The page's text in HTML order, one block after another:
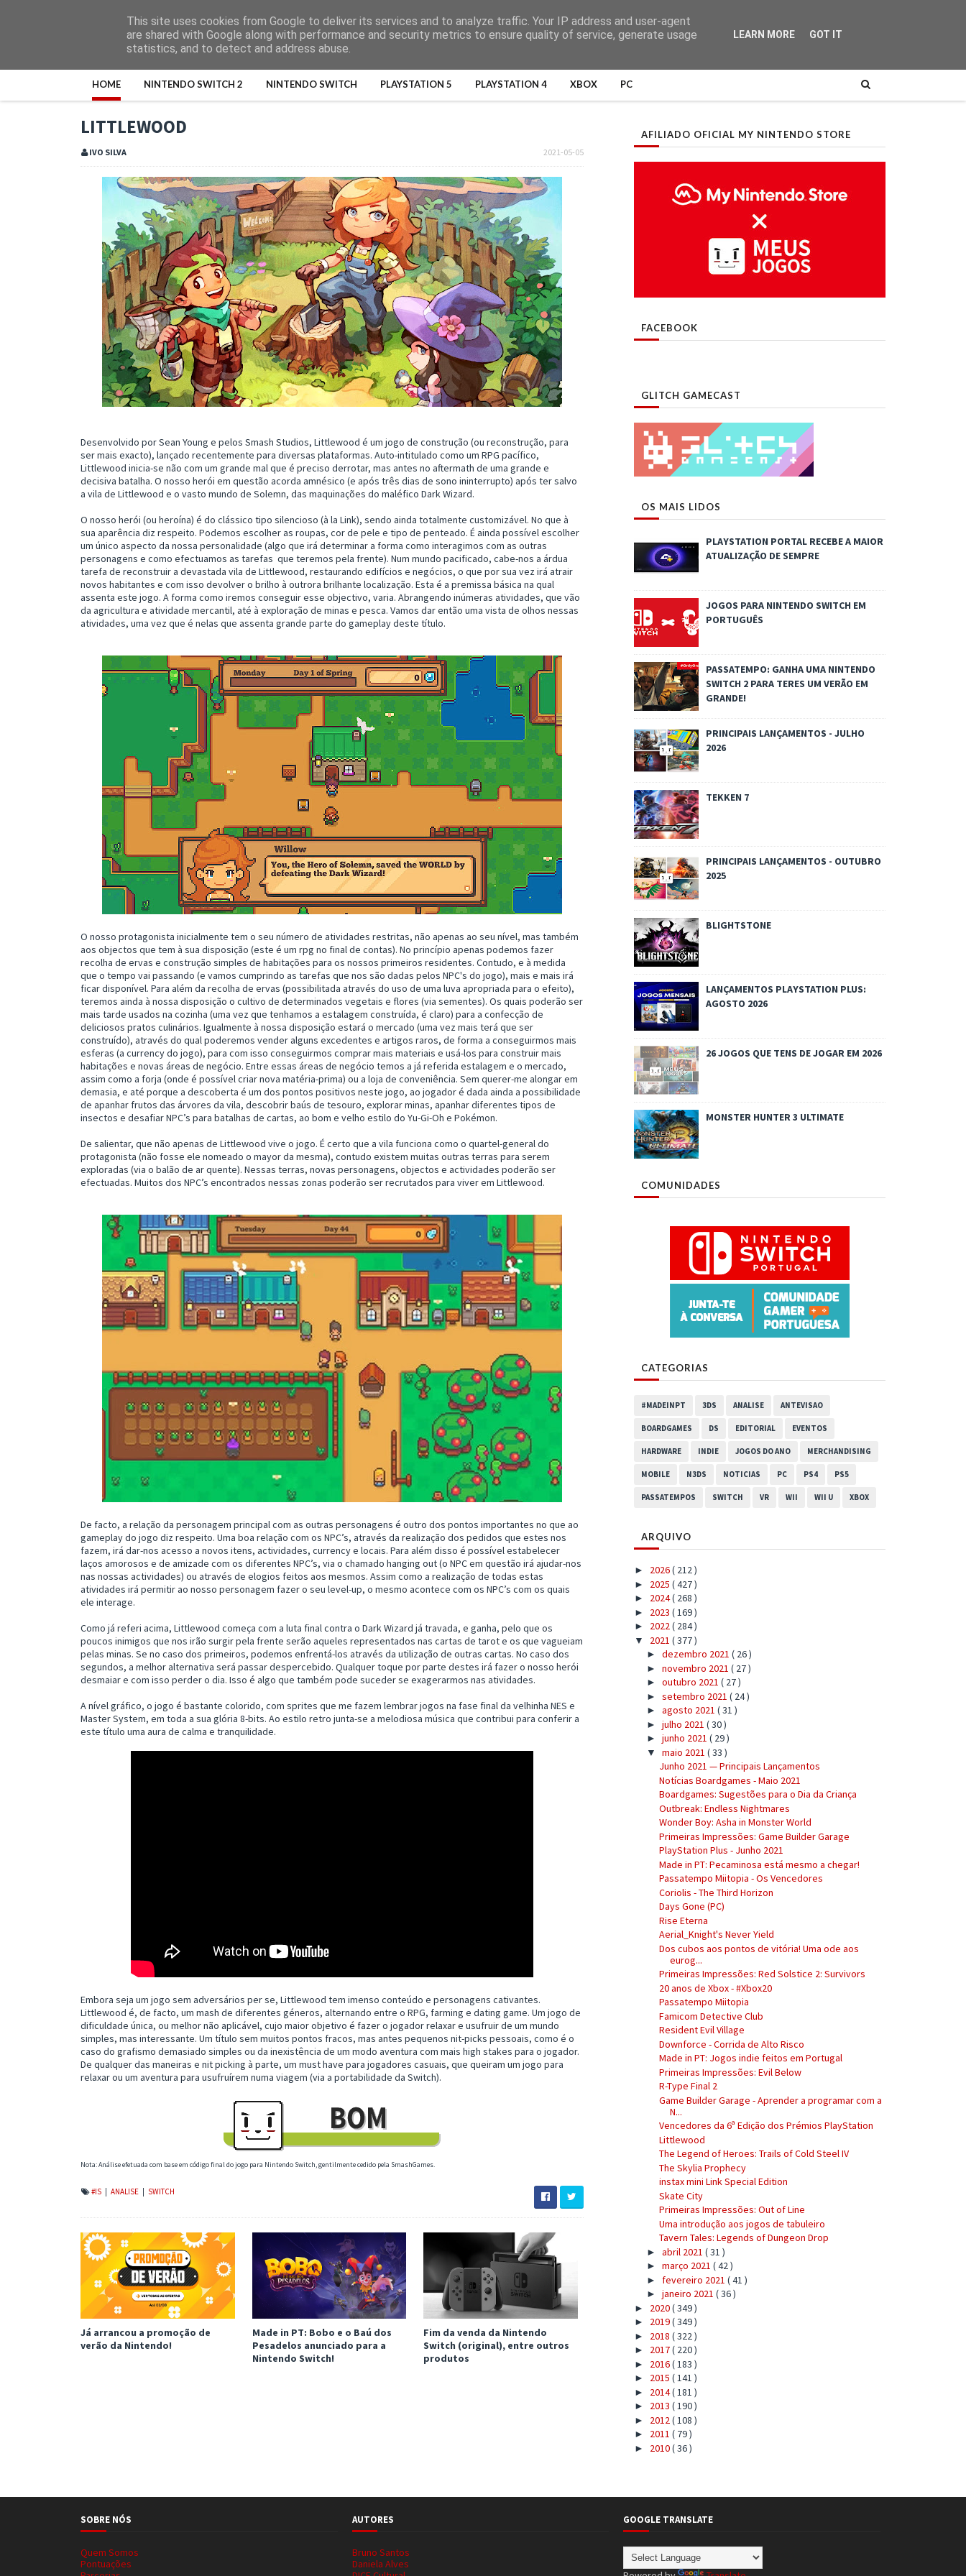
HOME NINTENDO SWITCH 2 NINTENDO SWITCH PLAYSTATION 5 PLAYSTATION 4 XBOX PC
LITTLEWOOD
2021-05-05
IVO SILVA
Desenvolvido por Sean Young e pelos Smash Studios, Littlewood é um jogo de construção (ou reconstrução, para
ser mais exacto), lançado recentemente para diversas plataformas. Auto-intitulado como um RPG pacífico,
Littlewood inicia-se não com um grande mal que é preciso derrotar, mas antes no aftermath de uma grande e
decisiva batalha. O nosso herói em questão acorda amnésico (e após três dias de sono ininterrupto) após ter salvo
a vila de Littlewood e o vasto mundo de Solemn, das maquinações do maléfico Dark Wizard.
O nosso herói (ou heroína) é do clássico tipo silencioso (à la Link), sendo ainda totalmente customizável. No que à
sua aparência diz respeito. Podemos escolher as roupas, cor de pele e tipo de penteado. É ainda possível escolher
um único aspecto da nossa personalidade (algo que irá determinar a forma como interagimos com as outras
personagens e como efectuamos as tarefas que teremos pela frente). Num mundo pacificado, cabe-nos a árdua
tarefa de reconstruir a devastada vila de Littlewood, restaurando edifícios e negócios, o que por sua vez irá atrair
novos habitantes e com isso devolver o brilho à outrora brilhante localização. Esta é a premissa básica na qual
assenta este jogo. A forma como iremos conseguir esse objectivo, varia. Abrangendo inúmeras atividades, que vão
da agricultura e atividade mercantil, até à exploração de minas e pesca. Vamos dar então uma vista de olhos nessas
atividades, uma vez que é nelas que assenta grande parte do gameplay deste título.
O nosso protagonista inicialmente tem o seu número de atividades restritas, não apenas ao seu nível, mas também
aos objectos que tem à sua disposição (este é um rpg no final de contas). No princípio apenas podemos fazer
recolha de ervas e construção simples de habitações para os nossos primeiros residentes. Contudo, e à medida
que o tempo vai passando (e vamos cumprindo as tarefas que nos são dadas pelos NPC's do jogo), mais e mais irá
ficar disponível. Para além da recolha de ervas (possibilitada através do uso de uma luva apropriada para o efeito),
teremos ainda à nossa disposição o cultivo de determinados vegetais e flores (via sementes). Os quais poderão ser
mais tarde usados na cozinha (uma vez que tenhamos a estalagem construída, é claro) para a confecção de
deliciosos pratos culinários. Igualmente à nossa disposição estará o mercado (uma vez mais terá que ser
construído), através do qual poderemos vender alguns excedentes e artigos raros, de forma a conseguirmos mais
esferas (a currency do jogo), para com isso conseguirmos comprar mais materiais e usá-los para construir mais
habitações e novas áreas de negócio. Entre essas áreas de negócio temos a já referida estalagem e o mercado,
assim como a forja (onde é possível criar nova matéria-prima) ou a loja de conveniência. Sem querer-me alongar em
demasia, e até porque a descoberta é um dos pontos positivos neste jogo, ao jogador é dada ainda a possibilidade
de apanhar frutos das árvores da vila, descobrir baús de tesouro, explorar minas, apanhar diferentes tipos de
insectos e desafiar NPC’s para batalhas de cartas, ao bom e velho estilo do Yu-Gi-Oh e Pokémon.
De salientar, que não apenas de Littlewood vive o jogo. É certo que a vila funciona como o quartel-general do
protagonista (não fosse ele nomeado o mayor da mesma), contudo existem muitas outras terras para serem
exploradas (via o balão de ar quente). Nessas terras, novas personagens, objectos e actividades poderão ser
efectuadas. Muitos dos NPC’s encontrados nessas zonas poderão ser recrutados para viver em Littlewood.
De facto, a relação da personagem principal com as outras personagens é outro dos pontos importantes no que ao
gameplay do jogo diz respeito. Uma boa relação com os NPC’s, através da realização dos pedidos que estes nos
fazem, irá dar-nos acesso a novos itens, actividades, currency e locais. Para além disso é possível estabelecer
laços amorosos e de amizade com os diferentes NPC’s, via o chamado hanging out (o NPC em questão irá ajudar-nos
nas nossas actividades) ou através de elogios feitos aos mesmos. Assim como a realização de todas estas
atividades irá permitir ao nosso personagem fazer o seu level-up, o mesmo acontece com os NPC’s com os quais
ele interage.
Como já referi acima, Littlewood começa com a luta final contra o Dark Wizard já travada, e ganha, pelo que os
poucos inimigos que nos irão surgir pela frente serão aqueles representados nas cartas de tarot e os que vagueiam
pelas minas. Se no caso dos primeiros, podemos enfrentá-los através da utilização de outras cartas. No caso dos
segundos, a melhor alternativa será passar despercebido. Qualquer toque por parte destes irá fazer o nosso herói
desmaiar e com isso perder o dia. Isso é algo que também pode suceder se exagerarmos nas atividades.
A nível gráfico, o jogo é bastante colorido, com sprites que me fazem lembrar jogos na fase final da velhinha NES e
Master System, em toda a sua glória 8-bits. Ao estilo retro junta-se a melodiosa música que contribui para conferir a
este título uma aura de calma e tranquilidade.
Embora seja um jogo sem adversários per se, Littlewood tem imenso conteúdo e personagens cativantes.
Littlewood é, de facto, um mash de diferentes géneros, alternando entre o RPG, farming e dating game. Um jogo de
dificuldade única, ou melhor não aplicável, cujo maior objetivo é fazer o jogador relaxar e usufruir de um mundo
simples, mas interessante. Um título sem muitos pontos fracos, mas antes pequenos nit-picks pessoais, como é o
caso do grafismo demasiado simples ou da inexistência de um modo aventura com mais high stakes para o jogador.
De qualquer das maneiras e nit picking à parte, um must have para jogadores casuais, que queiram um jogo para
relaxar ou um aventura para usufruírem numa viagem (via a portabilidade da Switch).
Nota: Análise efetuada com base em código final do jogo para Nintendo Switch, gentilmente cedido pela SmashGames.
#IS ANALISE SWITCH
Já arrancou a promoção de
verão da Nintendo!
Made in PT: Bobo e o Baú dos
Pesadelos anunciado para a
Nintendo Switch!
Fim da venda da Nintendo
Switch (original), entre outros
produtos
AFILIADO OFICIAL MY NINTENDO STORE
FACEBOOK
GLITCH GAMECAST
OS MAIS LIDOS
PLAYSTATION PORTAL RECEBE A MAIOR
ATUALIZAÇÃO DE SEMPRE
JOGOS PARA NINTENDO SWITCH EM
PORTUGUÊS
PASSATEMPO: GANHA UMA NINTENDO
SWITCH 2 PARA TERES UM VERÃO EM
GRANDE!
PRINCIPAIS LANÇAMENTOS - JULHO
2026
TEKKEN 7
PRINCIPAIS LANÇAMENTOS - OUTUBRO
2025
BLIGHTSTONE
LANÇAMENTOS PLAYSTATION PLUS:
AGOSTO 2026
26 JOGOS QUE TENS DE JOGAR EM 2026
MONSTER HUNTER 3 ULTIMATE
COMUNIDADES
CATEGORIAS
#MADEINPT 3DS ANALISE ANTEVISAO
BOARDGAMES DS EDITORIAL EVENTOS
HARDWARE INDIE JOGOS DO ANO MERCHANDISING
MOBILE N3DS NOTICIAS PC PS4 PS5
PASSATEMPOS SWITCH VR WII WII U XBOX
ARQUIVO
► 2026( 212 )
► 2025 ( 427 )
► 2024( 268 )
► 2023 ( 169 )
► 2022( 284 )
▼ 2021 ( 377 )
► dezembro 2021 ( 26 )
► novembro 2021 ( 27 )
► outubro 2021 ( 27 )
► setembro 2021 ( 24 )
► agosto 2021 ( 31 )
► julho 2021 ( 30 )
► junho 2021 ( 29 )
▼ maio 2021 ( 33 )
Junho 2021 — Principais Lançamentos
Notícias Boardgames - Maio 2021
Boardgames: Sugestões para o Dia da Criança
Outbreak: Endless Nightmares
Wonder Boy: Asha in Monster World
Primeiras Impressões: Game Builder Garage
PlayStation Plus - Junho 2021
Made in PT: Pecaminosa está mesmo a chegar!
Passatempo Miitopia - Os Vencedores
Coriolis - The Third Horizon
Days Gone (PC)
Rise Eterna
Aerial_Knight's Never Yield
Dos cubos aos pontos de vitória! Uma ode aos
eurog...
Primeiras Impressões: Red Solstice 2: Survivors
20 anos de Xbox - #Xbox20
Passatempo Miitopia
Famicom Detective Club
Resident Evil Village
Downforce - Corrida de Alto Risco
Made in PT: Jogos indie feitos em Portugal
Primeiras Impressões: Evil Below
R-Type Final 2
Game Builder Garage - Aprender a programar com a
N...
Vencedores da 6ª Edição dos Prémios PlayStation
Littlewood
The Legend of Heroes: Trails of Cold Steel IV
The Skylia Prophecy
instax mini Link Special Edition
Skate City
Primeiras Impressões: Out of Line
Uma introdução aos jogos de tabuleiro
Tavern Tales: Legends of Dungeon Drop
► abril 2021 ( 31 )
► março 2021 ( 42 )
► fevereiro 2021 ( 41 )
► janeiro 2021 ( 36 )
► 2020( 349 )
► 2019( 349 )
► 2018 ( 322 )
► 2017( 220 )
► 2016( 183 )
► 2015 ( 141 )
► 2014( 181 )
► 2013 ( 190 )
► 2012 ( 108 )
► 2011 ( 79 )
► 2010( 36 )
SOBRE NÓS
Quem Somos
Pontuações
AUTORES
Bruno Santos
Daniela Alves
GOOGLE TRANSLATE
This site uses cookies from Google to deliver its services and to analyze traffic. Your IP address and user-agent
are shared with Google along with performance and security metrics to ensure quality of service, generate usage
statistics, and to detect and address abuse.
LEARN MORE GOT IT